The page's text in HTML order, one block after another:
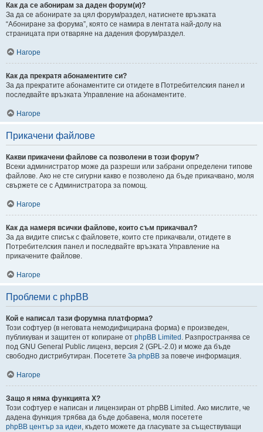
Как да се абонирам за даден форум(и)?
За да се абонирате за цял форум/раздел, натиснете връзката
“Абониране за форума”, която се намира в лентата най-долу на
страницата при отваряне на дадения форум/раздел.
Нагоре
Как да прекратя абонаментите си?
За да прекратите абонаментите си отидете в Потребителския панел и
последвайте връзката Управление на абонаментите.
Нагоре
Прикачени файлове
Какви прикачени файлове са позволени в този форум?
Всеки администратор може да разреши или забрани определени типове
файлове. Ако не сте сигурни какво е позволено да бъде прикачвано, моля
свържете се с Администратора за помощ.
Нагоре
Как да намеря всички файлове, които съм прикачвал?
За да видите списък с файловете, които сте прикачвали, отидете в
Потребителския панел и последвайте връзката Управление на
прикачените файлове.
Нагоре
Проблеми с phpBB
Кой е написал тази форумна платформа?
Този софтуер (в неговата немодифицирана форма) е произведен,
публикуван и защитен от копиране от phpBB Limited . Разпространява се
под GNU General Public лиценз, версия 2 (GPL-2.0) и може да бъде
свободно дистрибутиран. Посетете За phpBB за повече информация.
Нагоре
Защо я няма функцията X?
Този софтуер е написан и лицензиран от phpBB Limited. Ако мислите, че
дадена функция трябва да бъде добавена, моля посетете
phpBB център за идеи , където можете да гласувате за съществуващи